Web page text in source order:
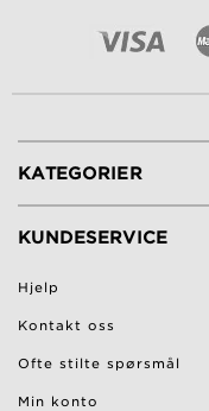
KATEGORIER
KUNDESERVICE
Hjelp
Kontakt oss
Ofte stilte spørsmål
Min konto